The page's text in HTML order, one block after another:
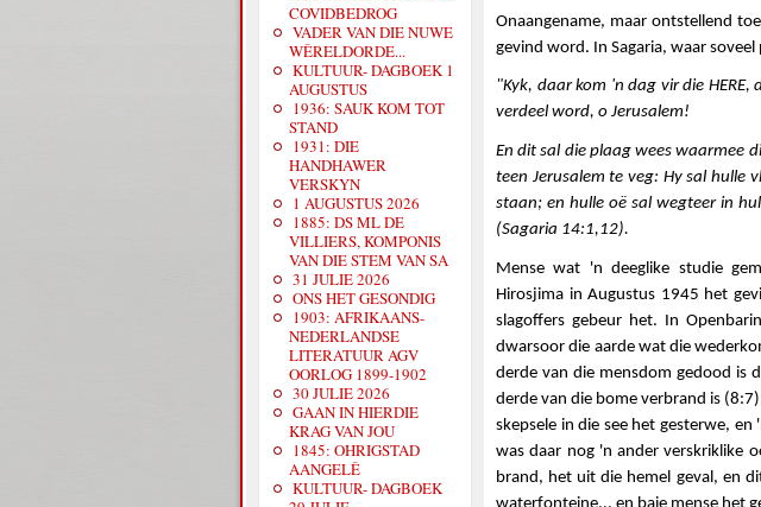
COVIDBEDROG
VADER VAN DIE NUWE
WÊRELDORDE...
KULTUUR- DAGBOEK 1
AUGUSTUS
1936: SAUK KOM TOT
STAND
1931: DIE
HANDHAWER
VERSKYN
1 AUGUSTUS 2026
1885: DS ML DE
VILLIERS, KOMPONIS
VAN DIE STEM VAN SA
31 JULIE 2026
ONS HET GESONDIG
1903: AFRIKAANS-
NEDERLANDSE
LITERATUUR AGV
OORLOG 1899-1902
30 JULIE 2026
GAAN IN HIERDIE
KRAG VAN JOU
1845: OHRIGSTAD
AANGELÊ
KULTUUR- DAGBOEK
Onaangename, maar ontstellend
gevind word. In Sagaria, waar
"Kyk, daar kom 'n dag vir die
verdeel word, o Jerusalem!
En dit sal die plaag wees waarmee
teen Jerusalem te veg: Hy sal hulle
staan; en hulle oë sal wegteer in
(Sagaria 14:1,12).
Mense wat 'n deeglike studie
Hirosjima in Augustus 1945 het
slagoffers gebeur het. In
dwarsoor die aarde wat die
derde van die mensdom gedood is
derde van die bome verbrand is
skepsele in die see het gesterwe,
was daar nog 'n ander verskriklike
brand, het uit die hemel geval, en